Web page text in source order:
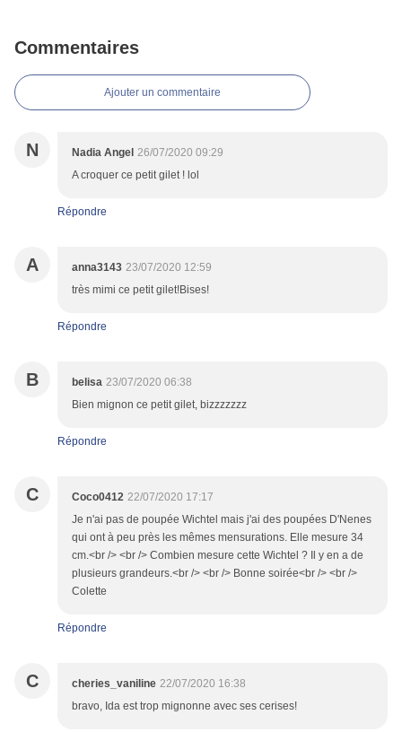
Commentaires
Ajouter un commentaire
N Nadia Angel 26/07/2020 09:29
A croquer ce petit gilet ! lol
Répondre
A anna3143 23/07/2020 12:59
très mimi ce petit gilet!Bises!
Répondre
B belisa 23/07/2020 06:38
Bien mignon ce petit gilet, bizzzzzzz
Répondre
C Coco0412 22/07/2020 17:17
Je n'ai pas de poupée Wichtel mais j'ai des poupées D'Nenes
qui ont à peu près les mêmes mensurations. Elle mesure 34
cm.<br /> <br /> Combien mesure cette Wichtel ? Il y en a de
plusieurs grandeurs.<br /> <br /> Bonne soirée<br /> <br />
Colette
Répondre
C cheries_vaniline 22/07/2020 16:38
bravo, Ida est trop mignonne avec ses cerises!